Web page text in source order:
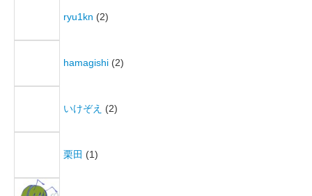
ryu1kn (2)
hamagishi (2)
いけぞえ (2)
栗田 (1)